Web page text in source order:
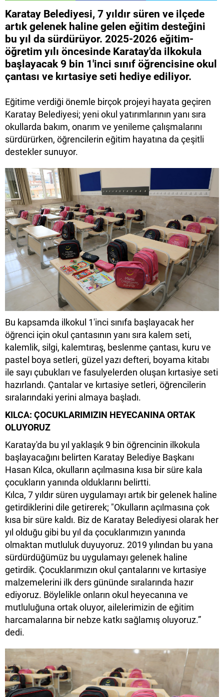
Karatay Belediyesi, 7 yıldır süren ve ilçede
artık gelenek haline gelen eğitim desteğini
bu yıl da sürdürüyor. 2025-2026 eğitim-
öğretim yılı öncesinde Karatay'da ilkokula
başlayacak 9 bin 1'inci sınıf öğrencisine okul
çantası ve kırtasiye seti hediye ediliyor.
Eğitime verdiği önemle birçok projeyi hayata geçiren
Karatay Belediyesi; yeni okul yatırımlarının yanı sıra
okullarda bakım, onarım ve yenileme çalışmalarını
sürdürürken, öğrencilerin eğitim hayatına da çeşitli
destekler sunuyor.
Bu kapsamda ilkokul 1'inci sınıfa başlayacak her
öğrenci için okul çantasının yanı sıra kalem seti,
kalemlik, silgi, kalemtıraş, beslenme çantası, kuru ve
pastel boya setleri, güzel yazı defteri, boyama kitabı
ile sayı çubukları ve fasulyelerden oluşan kırtasiye seti
hazırlandı. Çantalar ve kırtasiye setleri, öğrencilerin
sıralarındaki yerini almaya başladı.
KILCA: ÇOCUKLARIMIZIN HEYECANINA ORTAK
OLUYORUZ
Karatay'da bu yıl yaklaşık 9 bin öğrencinin ilkokula
başlayacağını belirten Karatay Belediye Başkanı
Hasan Kılca, okulların açılmasına kısa bir süre kala
çocukların yanında olduklarını belirtti.
Kılca, 7 yıldır süren uygulamayı artık bir gelenek haline
getirdiklerini dile getirerek; "Okulların açılmasına çok
kısa bir süre kaldı. Biz de Karatay Belediyesi olarak her
yıl olduğu gibi bu yıl da çocuklarımızın yanında
olmaktan mutluluk duyuyoruz. 2019 yılından bu yana
sürdürdüğümüz bu uygulamayı gelenek haline
getirdik. Çocuklarımızın okul çantalarını ve kırtasiye
malzemelerini ilk ders gününde sıralarında hazır
ediyoruz. Böylelikle onların okul heyecanına ve
mutluluğuna ortak oluyor, ailelerimizin de eğitim
harcamalarına bir nebze katkı sağlamış oluyoruz.”
dedi.